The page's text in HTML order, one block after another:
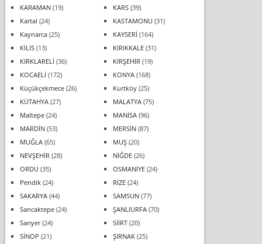
KARAMAN(19) KARS(39)
Kartal (24) KASTAMONU (31)
Kaynarca(25) KAYSERİ (164)
KİLİS(13) KIRIKKALE(31)
KIRKLARELİ (36) KIRŞEHİR (19)
KOCAELİ (172) KONYA(168)
Küçükçekmece(26) Kurtköy(25)
KÜTAHYA(27) MALATYA(75)
Maltepe(24) MANİSA(96)
MARDİN(53) MERSİN(87)
MUĞLA(65) MUŞ(20)
NEVŞEHİR (28) NİĞDE(26)
ORDU (35) OSMANİYE(24)
Pendik(24) RİZE(24)
SAKARYA(44) SAMSUN(77)
Sancaktepe(24) ŞANLIURFA(70)
Sarıyer(24) SİİRT(20)
SİNOP (21) ŞIRNAK(25)